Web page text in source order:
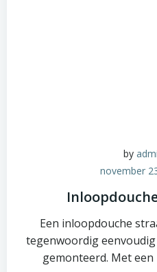
by
november
Een inloopdouche
tegenwoordig
gemonteerd. Met